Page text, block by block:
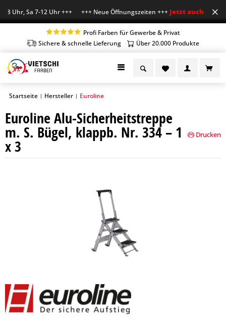
Uhr, Sa 7-12 Uhr +++ +++ Neue Öffnungszeiten +++Jetzt auch Sa
Profi Farben für Gewerbe & Privat
Sichere & schnelle Lieferung
Über 20.000 Produkte
Startseite | Hersteller | Euroline
Euroline Alu-Sicherheitstreppe
m. S. Bügel, klappb. Nr. 334 – 1
x 3
Drucken